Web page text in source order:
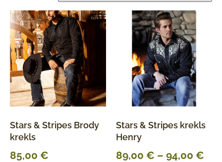
Stars & Stripes Brody
krekls
85,00 €
Stars & Stripes krekls
Henry
89,00 € – 94,00 €